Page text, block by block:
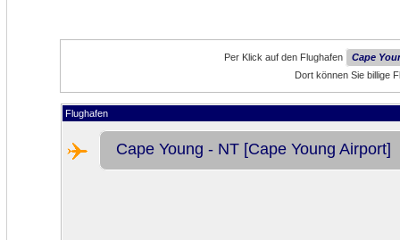
Per Klick auf den Flughafen
Cape
Dort können Sie billige
Flughafen
Cape Young - NT [Cape Young Airport]